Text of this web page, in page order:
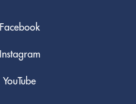
Facebook
Instagram
YouTube